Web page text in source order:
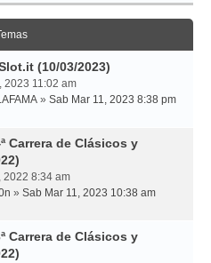
(10/03/2023)
2023 11:02 am
» Sab Mar 11, 2023 8:38 pm
Carrera de Clásicos y
2022 8:34 am
» Sab Mar 11, 2023 10:38 am
Carrera de Clásicos y